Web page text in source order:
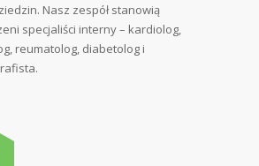
Nasz zespół stanowią
specjaliści interny – kardiolog,
reumatolog, diabetolog i